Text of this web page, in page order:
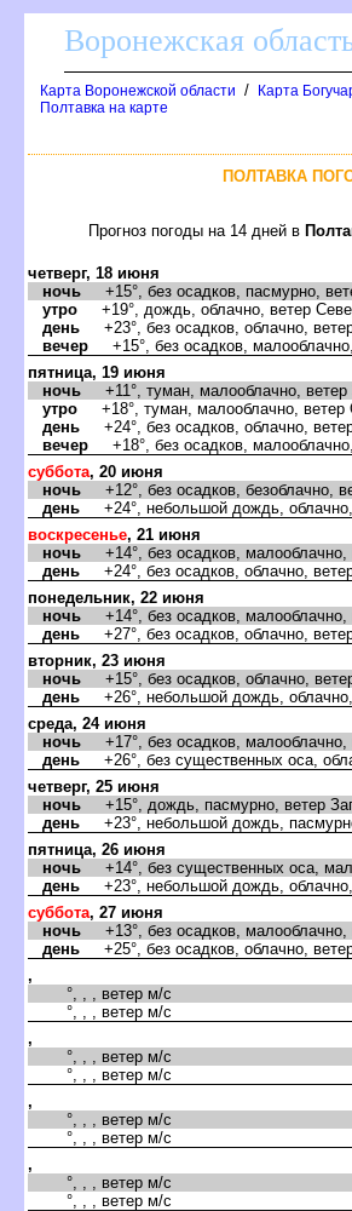
оронежская
Карта Воронежской области /
Карта
Полтавка на карте
ПОЛТАВКА
Прогноз погоды на 14 дней
четверг, 18 июня
ночь +15°, без осадков, пасмурно,
утро +19°, дождь, облачно, ветер
день +23°, без осадков, облачно,
ечер +15°, без осадков,
пятница, 19 июня
ночь +11°, туман, малооблачно,
утро +18°, туман, малооблачно, ветер
день +24°, без осадков, облачно,
ечер +18°, без осадков,
суббота, 20 июня
ночь +12°, без осадков, безоблачно,
день +24°, небольшой дождь,
оскресенье, 21 июня
ночь +14°, без осадков, малооблачно,
день +24°, без осадков, облачно,
понедельник, 22 июня
ночь +14°, без осадков, малооблачно,
день +27°, без осадков, облачно,
торник, 23 июня
ночь +15°, без осадков, облачно,
день +26°, небольшой дождь,
среда, 24 июня
ночь +17°, без осадков, малооблачно,
день +26°, без существенных оса,
четверг, 25 июня
ночь +15°, дождь, пасмурно, ветер
день +23°, небольшой дождь,
пятница, 26 июня
ночь +14°, без существенных оса,
день +23°, небольшой дождь,
суббота, 27 июня
ночь +13°, без осадков, малооблачно,
день +25°, без осадков, облачно,
,
°, , , ветер м/с
°, , , ветер м/с
,
°, , , ветер м/с
°, , , ветер м/с
,
°, , , ветер м/с
°, , , ветер м/с
,
°, , , ветер м/с
°, , , ветер м/с